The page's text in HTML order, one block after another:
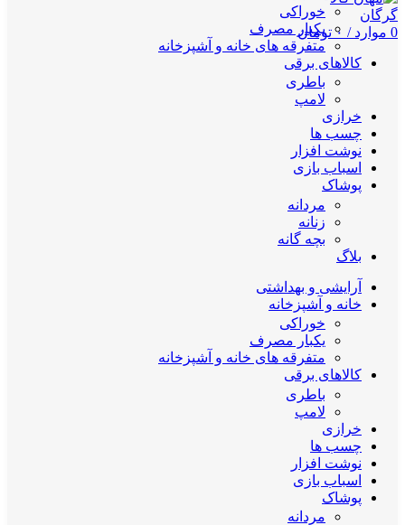
0 موارد / ۰ تومان
خوراکی
یکبار مصرف
متفرقه های خانه و آشپزخانه
کالاهای برقی
باطری
لامپ
خرازی
چسب ها
نوشت افزار
اسباب بازی
پوشاک
مردانه
زنانه
بچه گانه
بلاگ
آرایشی و بهداشتی
خانه و آشپزخانه
خوراکی
یکبار مصرف
متفرقه های خانه و آشپزخانه
کالاهای برقی
باطری
لامپ
خرازی
چسب ها
نوشت افزار
اسباب بازی
پوشاک
مردانه